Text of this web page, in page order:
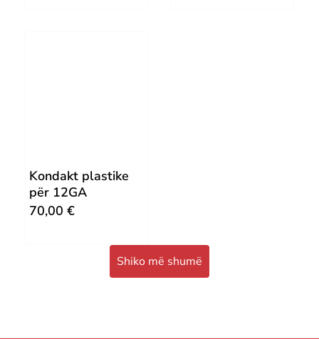
Kondakt plastike
për 12GA
70,00 €
Shiko më shumë